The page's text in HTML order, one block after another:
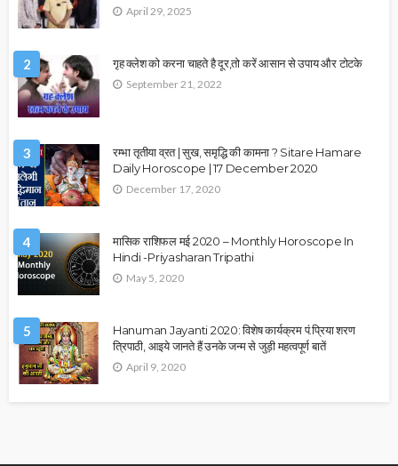
April 29, 2025
2 गृह क्लेश को करना चाहते है दूर,तो करें आसान से उपाय और टोटके
September 21, 2022
3
रम्भा तृतीया व्रत | सुख, समृद्धि की कामना ? Sitare Hamare
Daily Horoscope | 17 December 2020
December 17, 2020
4
मासिक राशिफल मई 2020 – Monthly Horoscope In
Hindi -Priyasharan Tripathi
May 5, 2020
5
Hanuman Jayanti 2020: विशेष कार्यक्रम पं.प्रिया शरण
त्रिपाठी, आइये जानते हैं उनके जन्म से जुड़ी महत्वपूर्ण बातें
April 9, 2020